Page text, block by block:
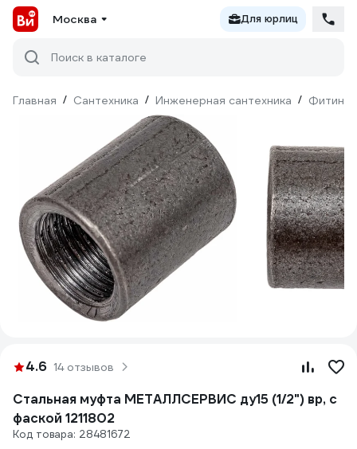
Москва Для юрлиц
Поиск в каталоге
Главная / Сантехника / Инженерная сантехника / Фитинги
4.6 14 отзывов
Стальная муфта МЕТАЛЛСЕРВИС ду15 (1/2") вр, с
фаской 1211802
Код товара: 28481672